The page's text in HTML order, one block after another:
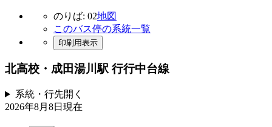
のりば: 02地図
このバス停の系統一覧
印刷用表示
北高校・成田湯川駅 行行中台線
系統・行先開く
2026年8月8日 現在